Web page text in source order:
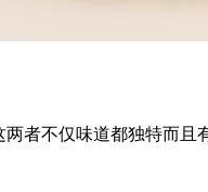
者不仅味道都独特而